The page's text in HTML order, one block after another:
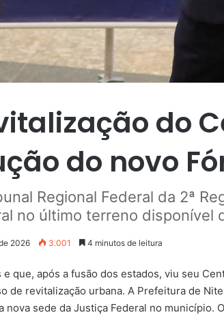
do
do novo
Regional Federal da 2ª
no último terreno disponível
2026 3.001 4 minutos de leitura
que, após a fusão dos estados, viu seu
revitalização urbana. A Prefeitura de
sede da Justiça Federal no município.